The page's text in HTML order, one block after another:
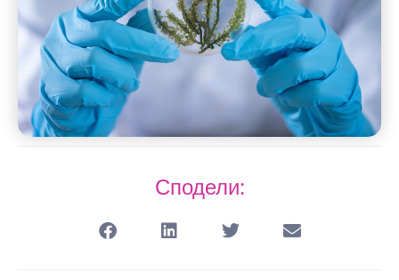
Сподели: